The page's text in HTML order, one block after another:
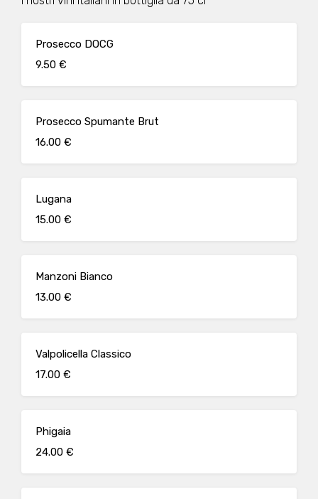
Prosecco DOCG
9.50 €
Prosecco Spumante Brut
16.00 €
Lugana
15.00 €
Manzoni Bianco
13.00 €
Valpolicella Classico
17.00 €
Phigaia
24.00 €